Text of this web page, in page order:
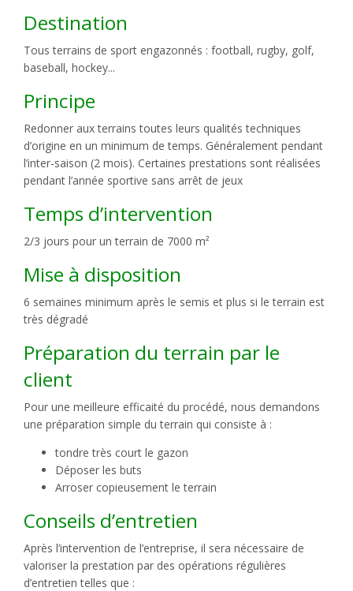
Destination
Tous terrains de sport engazonnés : football, rugby, golf,
baseball, hockey...
Principe
Redonner aux terrains toutes leurs qualités techniques
d’origine en un minimum de temps. Généralement pendant
l’inter-saison (2 mois). Certaines prestations sont réalisées
pendant l’année sportive sans arrêt de jeux
Temps d’intervention
2/3 jours pour un terrain de 7000 m²
Mise à disposition
6 semaines minimum après le semis et plus si le terrain est
très dégradé
Préparation du terrain par le
client
Pour une meilleure efficaité du procédé, nous demandons
une préparation simple du terrain qui consiste à :
tondre très court le gazon
Déposer les buts
Arroser copieusement le terrain
Conseils d’entretien
Après l’intervention de l’entreprise, il sera nécessaire de
valoriser la prestation par des opérations régulières
d’entretien telles que :